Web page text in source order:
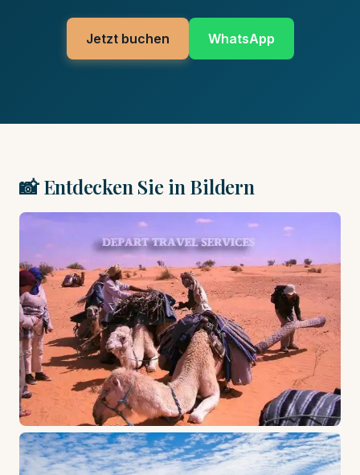
Jetzt buchen WhatsApp
📸 Entdecken Sie in Bildern